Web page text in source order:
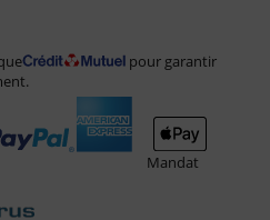
pour garantir
Mandat